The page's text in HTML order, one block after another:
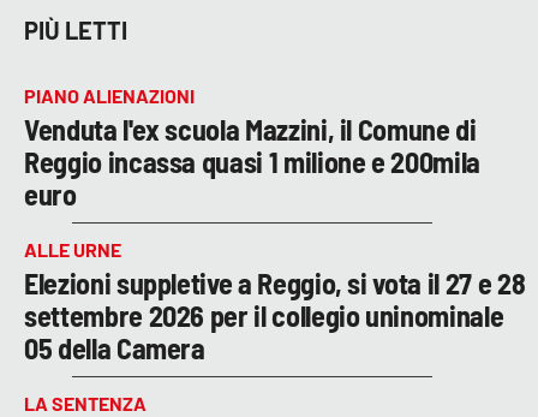
PIÙ LETTI
PIANO ALIENAZIONI
Venduta l'ex scuola Mazzini, il Comune di
Reggio incassa quasi 1 milione e 200mila
euro
ALLE URNE
Elezioni suppletive a Reggio, si vota il 27 e 28
settembre 2026 per il collegio uninominale
05 della Camera
LA SENTENZA